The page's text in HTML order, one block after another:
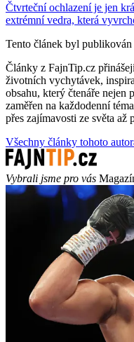
Čtvrteční ochlazení je jen
extrémní vedra, která
Tento článek byl publikován
Články z FajnTip.cz
životních vychytávek,
obsahu, který čtenáře nejen
zaměřen na každodenní
přes zajímavosti ze světa až
Všechny články tohoto
Vybrali jsme pro vás